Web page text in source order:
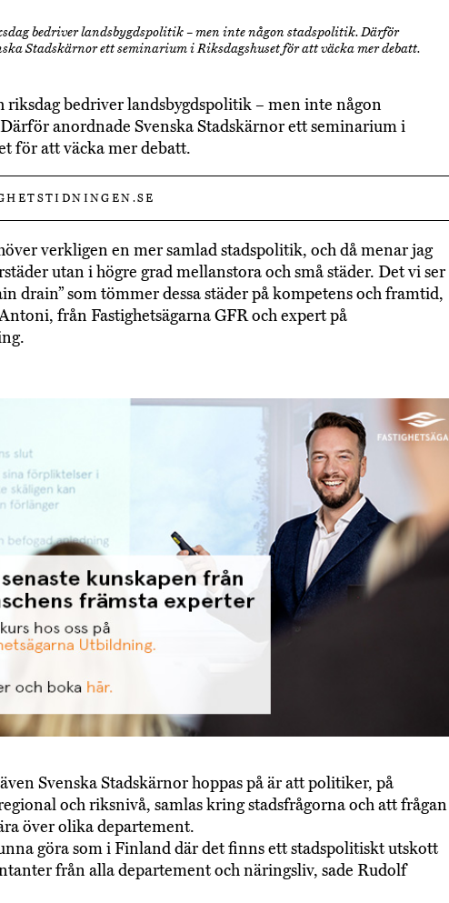
bedriver landsbygdspolitik – men inte någon stadspolitik. Därför
Stadskärnor ett seminarium i Riksdagshuset för att väcka mer debatt.
riksdag bedriver landsbygdspolitik – men inte någon
anordnade Svenska Stadskärnor ett seminarium i
för att väcka mer debatt.
verkligen en mer samlad stadspolitik, och då menar jag
utan i högre grad mellanstora och små städer. Det vi ser
drain” som tömmer dessa städer på kompetens och framtid,
från Fastighetsägarna GFR och expert på
Svenska Stadskärnor hoppas på är att politiker, på
och riksnivå, samlas kring stadsfrågorna och att frågan
över olika departement.
göra som i Finland där det finns ett stadspolitiskt utskott
från alla departement och näringsliv, sade Rudolf